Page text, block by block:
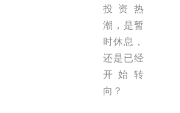
投资热
潮，是暂
时休息，
还是已经
开始转
向？